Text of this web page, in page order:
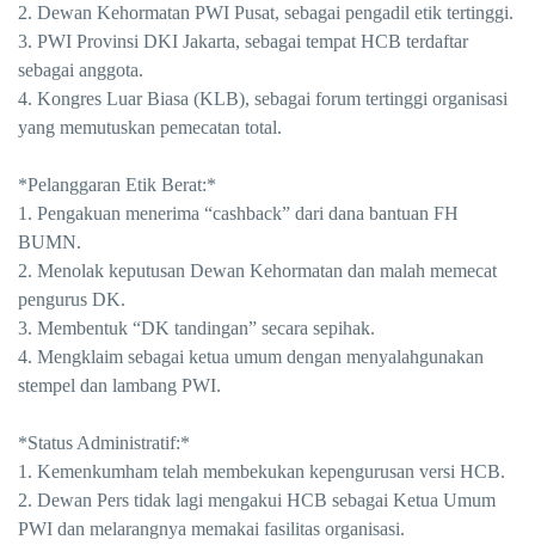
2. Dewan Kehormatan PWI Pusat, sebagai pengadil etik tertinggi.
3. PWI Provinsi DKI Jakarta, sebagai tempat HCB terdaftar
sebagai anggota.
4. Kongres Luar Biasa (KLB), sebagai forum tertinggi organisasi
yang memutuskan pemecatan total.
*Pelanggaran Etik Berat:*
1. Pengakuan menerima “cashback” dari dana bantuan FH
BUMN.
2. Menolak keputusan Dewan Kehormatan dan malah memecat
pengurus DK.
3. Membentuk “DK tandingan” secara sepihak.
4. Mengklaim sebagai ketua umum dengan menyalahgunakan
stempel dan lambang PWI.
*Status Administratif:*
1. Kemenkumham telah membekukan kepengurusan versi HCB.
2. Dewan Pers tidak lagi mengakui HCB sebagai Ketua Umum
PWI dan melarangnya memakai fasilitas organisasi.